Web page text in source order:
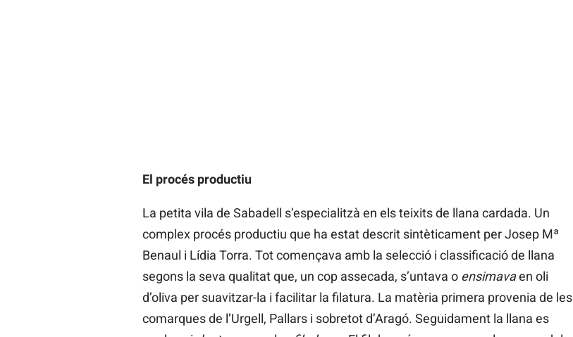
El procés productiu
La petita vila de Sabadell s’especialitzà en els teixits de llana cardada. Un
complex procés productiu que ha estat descrit sintèticament per Josep Mª
Benaul i Lídia Torra. Tot començava amb la selecció i classificació de llana
segons la seva qualitat que, un cop assecada, s’untava o ensimavaen oli
d’oliva per suavitzar-la i facilitar la filatura. La matèria primera provenia de les
comarques de l’Urgell, Pallars i sobretot d’Aragó. Seguidament la llana es